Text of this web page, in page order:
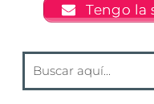
Tengo la